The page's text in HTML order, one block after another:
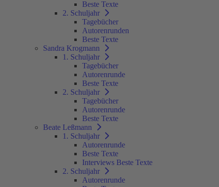
Beste Texte
2. Schuljahr
Tagebücher
Autorenrunden
Beste Texte
Sandra Krogmann
1. Schuljahr
Tagebücher
Autorenrunde
Beste Texte
2. Schuljahr
Tagebücher
Autorenrunde
Beste Texte
Beate Leßmann
1. Schuljahr
Autorenrunde
Beste Texte
Interviews Beste Texte
2. Schuljahr
Autorenrunde